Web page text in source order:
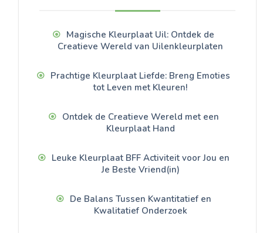
Magische Kleurplaat Uil: Ontdek de
Creatieve Wereld van Uilenkleurplaten
Prachtige Kleurplaat Liefde: Breng Emoties
tot Leven met Kleuren!
Ontdek de Creatieve Wereld met een
Kleurplaat Hand
Leuke Kleurplaat BFF Activiteit voor Jou en
Je Beste Vriend(in)
De Balans Tussen Kwantitatief en
Kwalitatief Onderzoek